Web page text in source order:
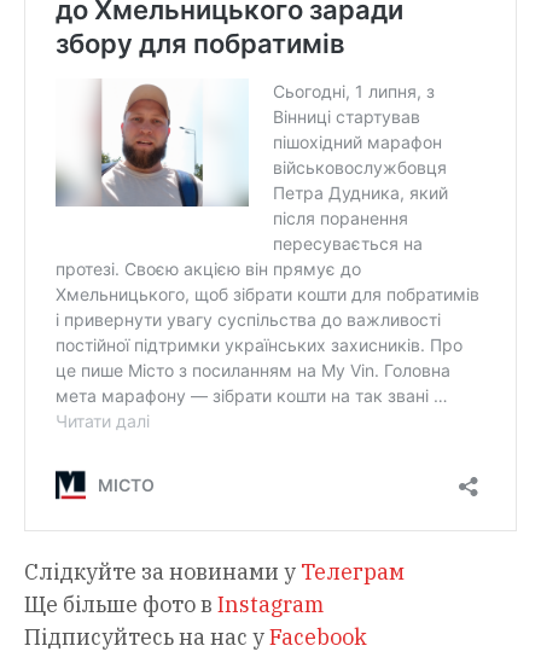
Слідкуйте за новинами у Телеграм
Ще більше фото в Instagram
Підписуйтесь на нас уFacebook